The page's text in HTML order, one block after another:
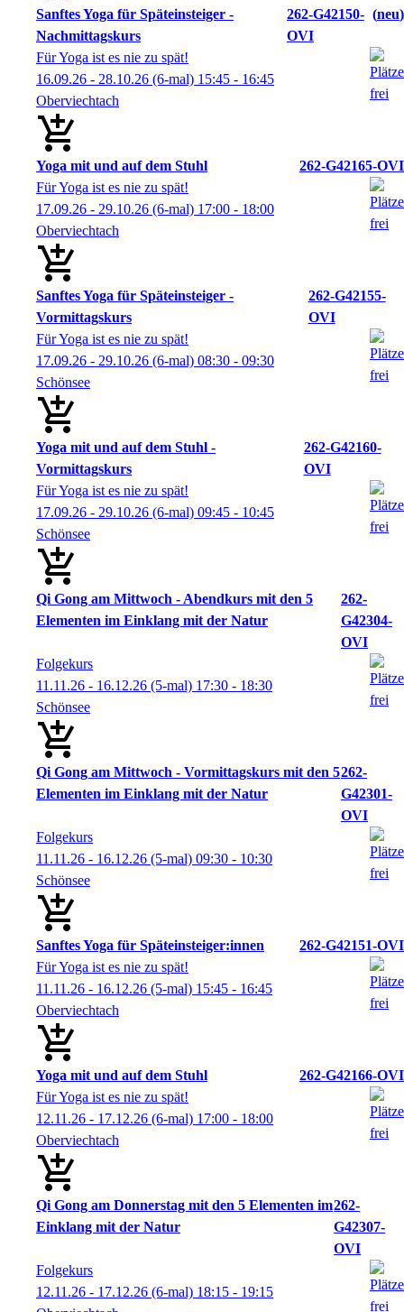
Sanftes Yoga für Späteinsteiger -
Nachmittagskurs
262-G42150-
OVI
neu
Für Yoga ist es nie zu spät!
16.09.26 - 28.10.26 (6-mal) 15:45 - 16:45
Oberviechtach
Yoga mit und auf dem Stuhl
262-G42165-OVI
Für Yoga ist es nie zu spät!
17.09.26 - 29.10.26 (6-mal) 17:00 - 18:00
Oberviechtach
Sanftes Yoga für Späteinsteiger -
Vormittagskurs
262-G42155-
OVI
Für Yoga ist es nie zu spät!
17.09.26 - 29.10.26 (6-mal) 08:30 - 09:30
Schönsee
Yoga mit und auf dem Stuhl -
Vormittagskurs
262-G42160-
OVI
Für Yoga ist es nie zu spät!
17.09.26 - 29.10.26 (6-mal) 09:45 - 10:45
Schönsee
Qi Gong am Mittwoch - Abendkurs mit den 5
Elementen im Einklang mit der Natur
262-
G42304-
OVI
Folgekurs
11.11.26 - 16.12.26 (5-mal) 17:30 - 18:30
Schönsee
Qi Gong am Mittwoch - Vormittagskurs mit den 5
Elementen im Einklang mit der Natur
262-
G42301-
OVI
Folgekurs
11.11.26 - 16.12.26 (5-mal) 09:30 - 10:30
Schönsee
Sanftes Yoga für Späteinsteiger:innen
262-G42151-OVI
Für Yoga ist es nie zu spät!
11.11.26 - 16.12.26 (5-mal) 15:45 - 16:45
Oberviechtach
Yoga mit und auf dem Stuhl
262-G42166-OVI
Für Yoga ist es nie zu spät!
12.11.26 - 17.12.26 (6-mal) 17:00 - 18:00
Oberviechtach
Qi Gong am Donnerstag mit den 5 Elementen im
Einklang mit der Natur
262-
G42307-
OVI
Folgekurs
12.11.26 - 17.12.26 (6-mal) 18:15 - 19:15